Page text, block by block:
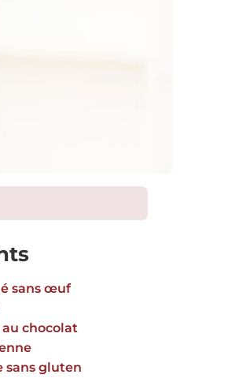
sans œuf
chocolat
sans gluten